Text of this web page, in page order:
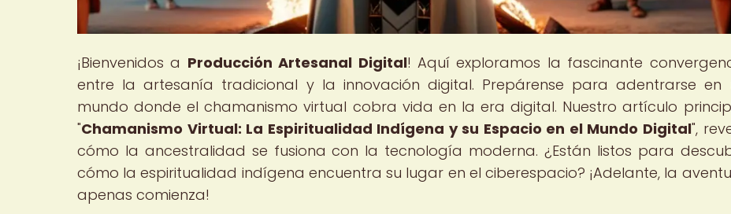
¡Bienvenidos a Producción Artesanal Digital! Aquí exploramos la fascinante
entre la artesanía tradicional y la innovación digital. Prepárense para adentrarse en
mundo donde el chamanismo virtual cobra vida en la era digital. Nuestro artículo
"Chamanismo Virtual: La Espiritualidad Indígena y su Espacio en el Mundo Digital",
cómo la ancestralidad se fusiona con la tecnología moderna. ¿Están listos para
cómo la espiritualidad indígena encuentra su lugar en el ciberespacio? ¡Adelante, la
apenas comienza!